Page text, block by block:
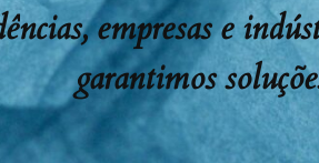
empresas e
garantimos